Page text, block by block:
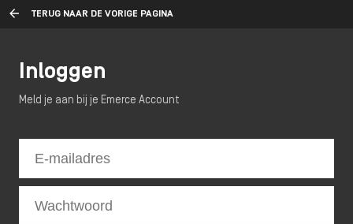
TERUG NAAR DE VORIGE PAGINA
Inloggen
Meld je aan bij je Emerce Account